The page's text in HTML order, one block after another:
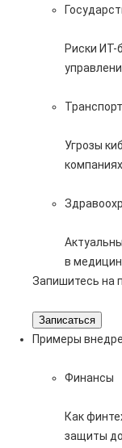
Риски ИТ-
Угрозы
в
Запишитесь на
Записаться
Примеры
Финансы
Как
защиты